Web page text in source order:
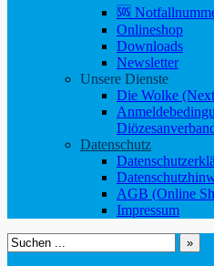
🆘
Onlineshop
Downloads
Newsletter
Unsere Dienste
Die Wolke
Datenschutz
AGB (Online
Impressum
Suchen
nach: